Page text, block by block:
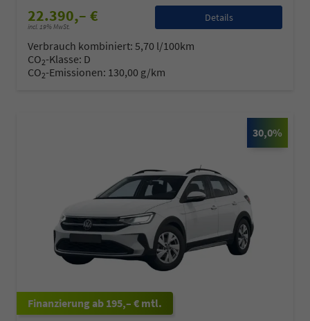
22.390,– €
incl. 19% MwSt.
Details
Verbrauch kombiniert: 5,70 l/100km
CO2-Klasse: D
CO2-Emissionen: 130,00 g/km
30,0%
ab 195,– € mtl.